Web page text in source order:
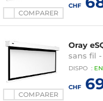
COMPARER
CHF
COMPARER
Oray
sans fil -
DISPO : EN
CHF